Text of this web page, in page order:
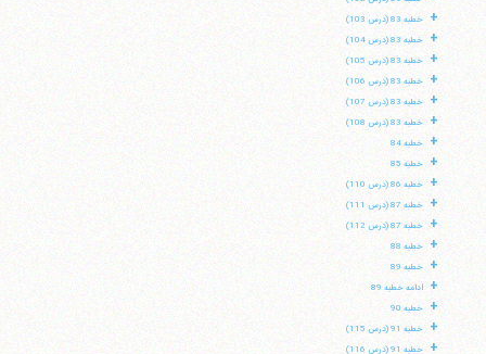
+ خطبه 83 (درس 103)
+ خطبه 83 (درس 104)
+ خطبه 83 (درس 105)
+ خطبه 83 (درس 106)
+ خطبه 83 (درس 107)
+ خطبه 83 (درس 108)
+ خطبه 84
+ خطبه 85
+ خطبه 86 (درس 110)
+ خطبه 87 (درس 111)
+ خطبه 87 (درس 112)
+ خطبه 88
+ خطبه 89
+ ادامه خطبه 89
+ خطبه 90
+ خطبه 91 (درس 115)
+ خطبه 91 (درس 116)